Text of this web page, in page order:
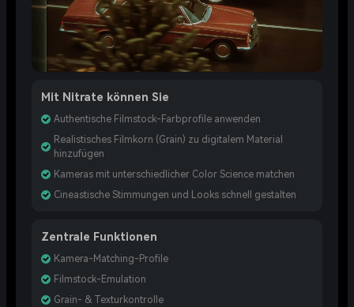
Mit Nitrate können Sie
Authentische Filmstock-Farbprofile anwenden
Realistisches Filmkorn (Grain) zu digitalem Material
hinzufügen
Kameras mit unterschiedlicher Color Science matchen
Cineastische Stimmungen und Looks schnell gestalten
Zentrale Funktionen
Kamera-Matching-Profile
Filmstock-Emulation
Grain- & Texturkontrolle